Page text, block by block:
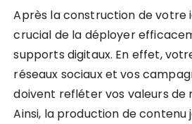
Après la construction de votre
crucial de la déployer
supports digitaux. En effet,
réseaux sociaux et vos
doivent refléter vos valeurs de
Ainsi, la production de